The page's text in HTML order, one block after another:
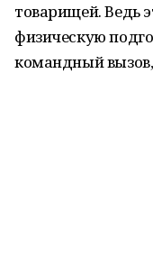
товарищей. Ведь
физическую
командный